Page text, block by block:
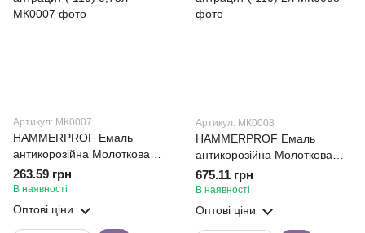
Артикул: МК0007
HAMMERPROF Емаль
антикорозійна Молоткова
3в1 ТМ Корабельна
антрацит ( 110) 0,75л
263.59 грн
В наявності
Оптові ціни
Артикул: МК0008
HAMMERPROF Емаль
антикорозійна Молоткова
3в1 ТМ Корабельна
антрацит ( 110) 2л
675.11 грн
В наявності
Оптові ціни